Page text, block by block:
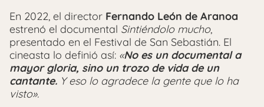
En 2022, el director Fernando León de Aranoa
estrenó el documental Sintiéndolo mucho,
presentado en el Festival de San Sebastián. El
cineasta lo definió así: «No es un documental a
mayor gloria, sino un trozo de vida de un
cantante. Y eso lo agradece la gente que lo ha
visto».